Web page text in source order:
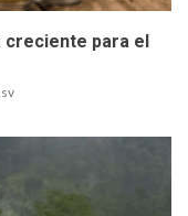
creciente para el